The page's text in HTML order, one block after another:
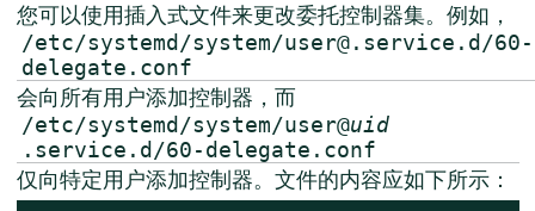
您可以使用插入式文件来更改委托控制器集。例如，
/etc/systemd/system/user@.service.d/60-
delegate.conf
会向所有用户添加控制器，而
/etc/systemd/system/user@uid
.service.d/60-delegate.conf
仅向特定用户添加控制器。文件的内容应如下所示：